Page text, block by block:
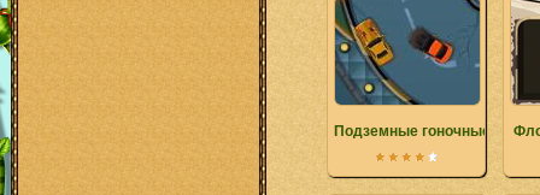
Подземные гоночные